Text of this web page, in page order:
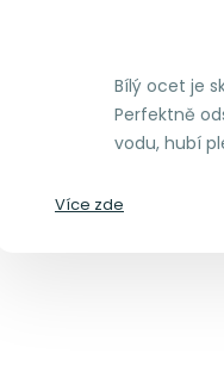
Bílý ocet je
Perfektně
vodu, hubí
Více zde